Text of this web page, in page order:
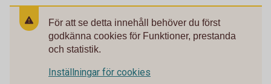
För att se detta innehåll behöver du först
godkänna cookies för Funktioner, prestanda
och statistik.
Inställningar för cookies